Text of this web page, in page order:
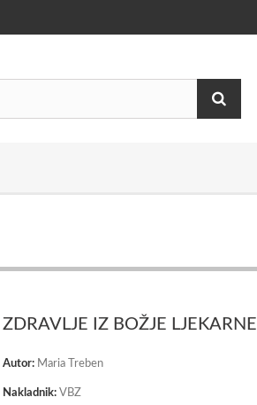
ZDRAVLJE IZ BOŽJE LJEKARNE
Autor: Maria Treben
Nakladnik: VBZ